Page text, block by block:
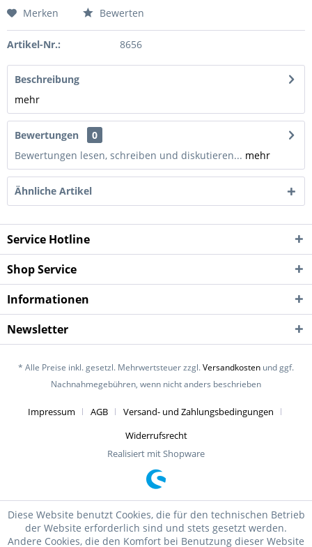
Merken Bewerten
Artikel-Nr.: 8656
Beschreibung
mehr
Bewertungen
0
Bewertungen lesen, schreiben und diskutieren... mehr
Ähnliche Artikel
Service Hotline
Shop Service
Informationen
Newsletter
* Alle Preise inkl. gesetzl. Mehrwertsteuer zzgl.Versandkosten und ggf.
Nachnahmegebühren, wenn nicht anders beschrieben
Impressum AGB
Versand- und Zahlungsbedingungen
Widerrufsrecht
Realisiert mit Shopware
Diese Website benutzt Cookies, die für den technischen Betrieb
der Website erforderlich sind und stets gesetzt werden.
Andere Cookies, die den Komfort bei Benutzung dieser Website